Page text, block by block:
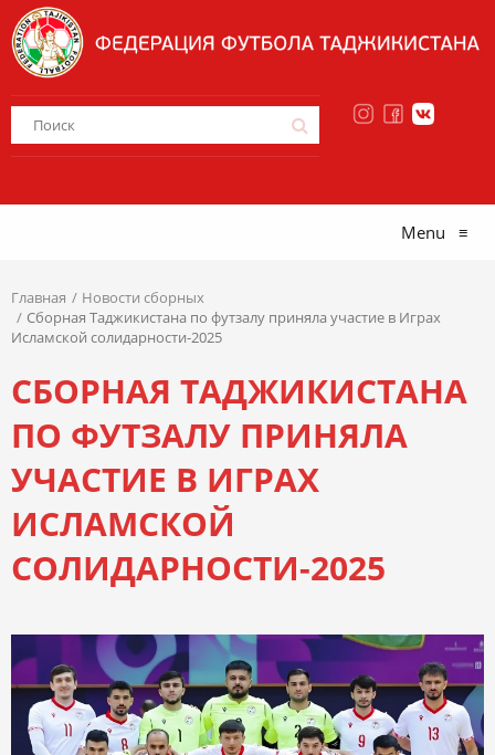
Menu ≡
Главная
Новости сборных
Сборная Таджикистана по футзалу приняла участие в Играх
Исламской солидарности-2025
СБОРНАЯ ТАДЖИКИСТАНА
ПО ФУТЗАЛУ ПРИНЯЛА
УЧАСТИЕ В ИГРАХ
ИСЛАМСКОЙ
СОЛИДАРНОСТИ-2025